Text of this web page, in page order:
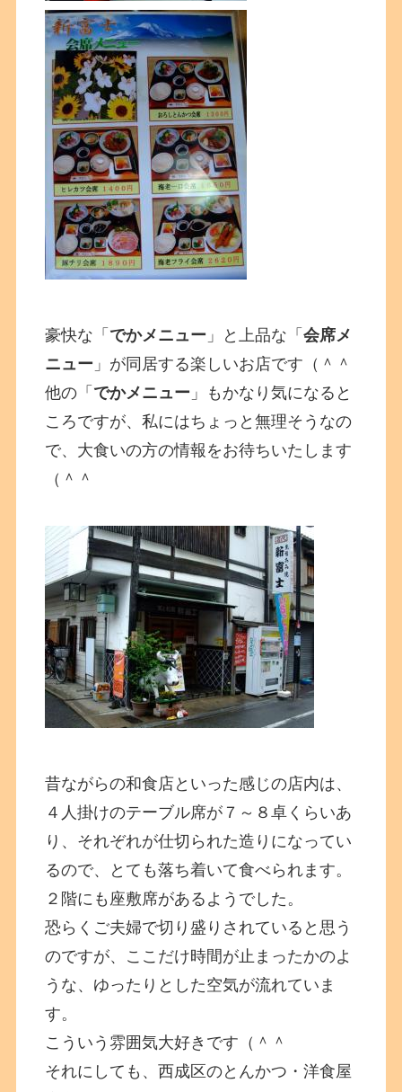
豪快な「 でかメニュー 」と上品な「会席メ
ニュー 」が同居する楽しいお店です（＾＾
他の「 でかメニュー 」もかなり気になると
ころですが、私にはちょっと無理そうなの
で、大食いの方の情報をお待ちいたします
（＾＾
昔ながらの和食店といった感じの店内は、
４人掛けのテーブル席が７～８卓くらいあ
り、それぞれが仕切られた造りになってい
るので、とても落ち着いて食べられます。
２階にも座敷席があるようでした。
恐らくご夫婦で切り盛りされていると思う
のですが、ここだけ時間が止まったかのよ
うな、ゆったりとした空気が流れていま
す。
こういう雰囲気大好きです（＾＾
それにしても、西成区のとんかつ・洋食屋